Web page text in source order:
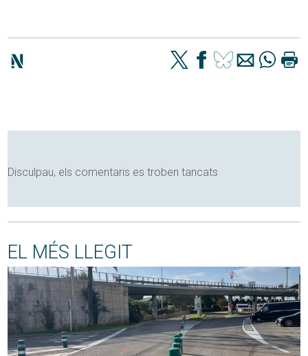
Disculpau, els comentaris es troben tancats
EL MÉS LLEGIT